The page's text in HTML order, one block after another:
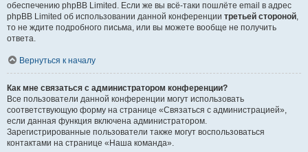
обеспечению phpBB Limited. Если же вы всё-таки пошлёте email в адрес
phpBB Limited об использовании данной конференции третьей стороной,
то не ждите подробного письма, или вы можете вообще не получить
ответа.
Вернуться к началу
Как мне связаться с администратором конференции?
Все пользователи данной конференции могут использовать
соответствующую форму на странице «Связаться с администрацией»,
если данная функция включена администратором.
Зарегистрированные пользователи также могут воспользоваться
контактами на странице «Наша команда».